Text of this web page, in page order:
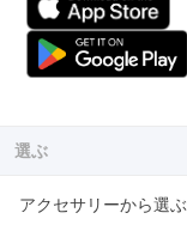
選ぶ
アクセサリーから選ぶ